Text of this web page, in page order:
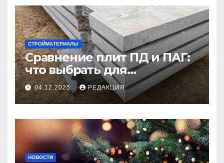
СТРОЙМАТЕРИАЛЫ
Сравнение плит ПД и ПАГ:
что выбрать для
долговечного и прочного
покрытия
04.12.2025 РЕДАКЦИЯ
НОВОСТИ